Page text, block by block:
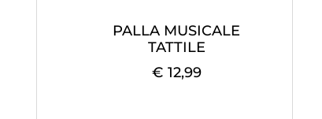
PALLA MUSICALE
TATTILE
€ 12,99